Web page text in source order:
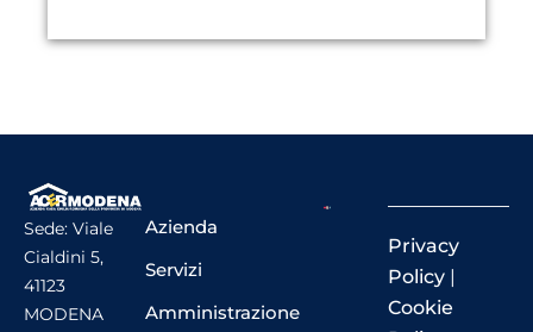
Sede: Viale
Cialdini 5,
41123
MODENA
Azienda
Servizi
Amministrazione
Privacy
Policy |
Cookie